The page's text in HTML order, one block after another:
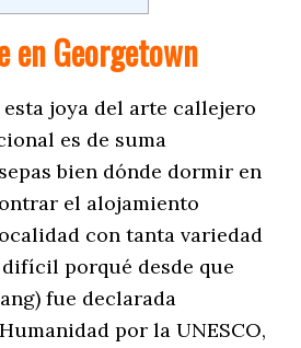
en Georgetown
joya del arte callejero
es de suma
bien dónde dormir en
el alojamiento
con tanta variedad
difícil porqué desde que
fue declarada
por la UNESCO,